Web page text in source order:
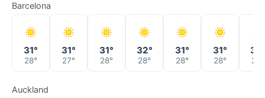
Barcelona
31°
28°
31°
27°
31°
28°
32°
28°
31°
28°
31°
28° 28°
Auckland